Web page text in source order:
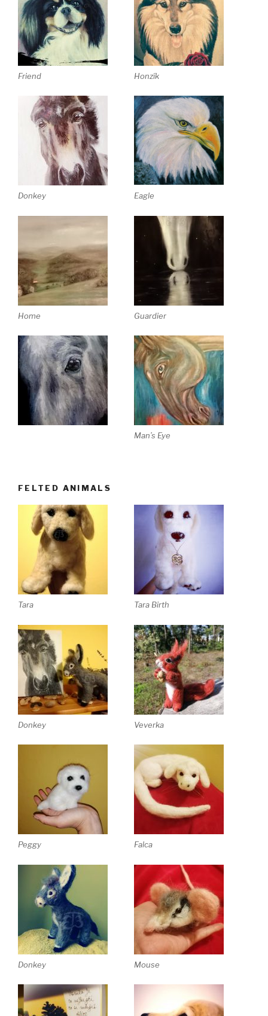
Friend Honzík
Donkey Eagle
Home Guardier
Man’s Eye
FELTED ANIMALS
Tara Tara Birth
Donkey Veverka
Peggy Falca
Donkey Mouse